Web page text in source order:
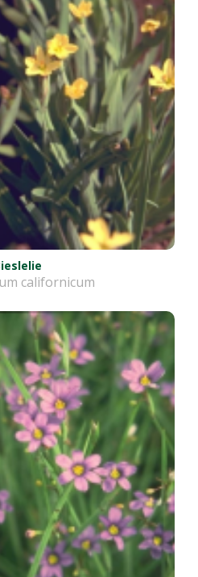
californicum